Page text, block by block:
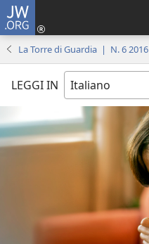
JW.ORG
La Torre di Guardia | N. 6 2016
LEGGI IN